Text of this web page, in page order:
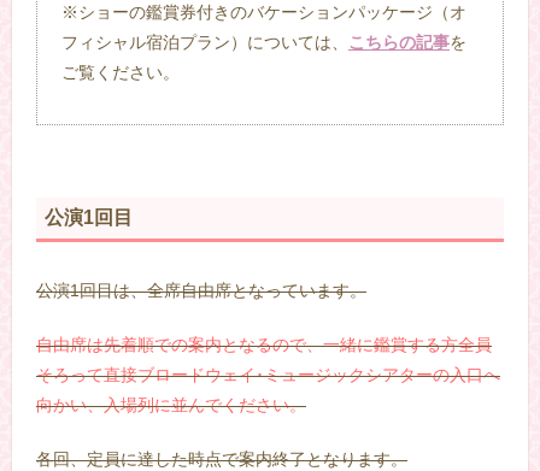
※ショーの鑑賞券付きのバケーションパッケージ（オ
フィシャル宿泊プラン）については、
こちらの記事を
ご覧ください。
公演1回目
公演1回目は、全席自由席となっています。
自由席は先着順での案内となるので、一緒に鑑賞する方全員
そろって直接ブロードウェイ･ミュージックシアターの入口へ
向かい、入場列に並んでください。
各回、定員に達した時点で案内終了となります。